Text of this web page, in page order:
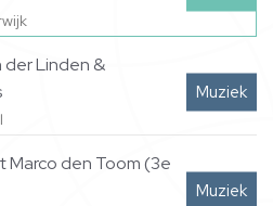
Muziek
der Linden &
Muziek
Marco den Toom (3e